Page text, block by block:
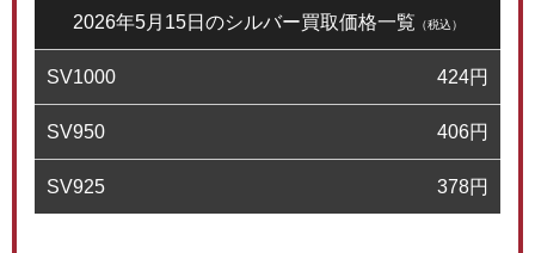
2026年5月15日のシルバー買取価格一覧 （税込）
SV1000 424円
SV950 406円
SV925 378円